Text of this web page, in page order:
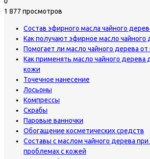
1 877 просмотров
Состав эфирного масла чайного
Как получают эфирное масло чайного
Помогает ли масло чайного дерева
Как применять масло чайного дерева
кожи
Точечное нанесение
Лосьоны
Компрессы
Скрабы
Паровые ванночки
Обогащение косметических средств
Составы с маслом чайного дерева
проблемах с кожей